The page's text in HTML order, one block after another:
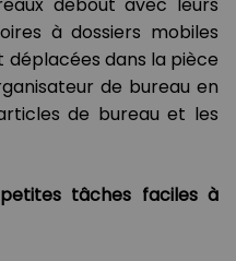
à dossiers mobiles
dans la pièce
de bureau en
de bureau et les
tâches faciles à